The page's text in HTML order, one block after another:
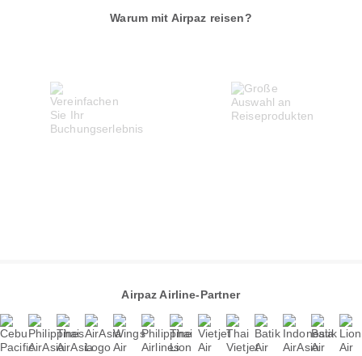
Warum mit Airpaz reisen?
Airpaz Airline-Partner